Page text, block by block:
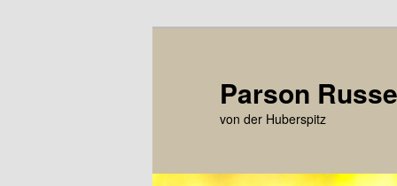
Parson
von der Huberspitz